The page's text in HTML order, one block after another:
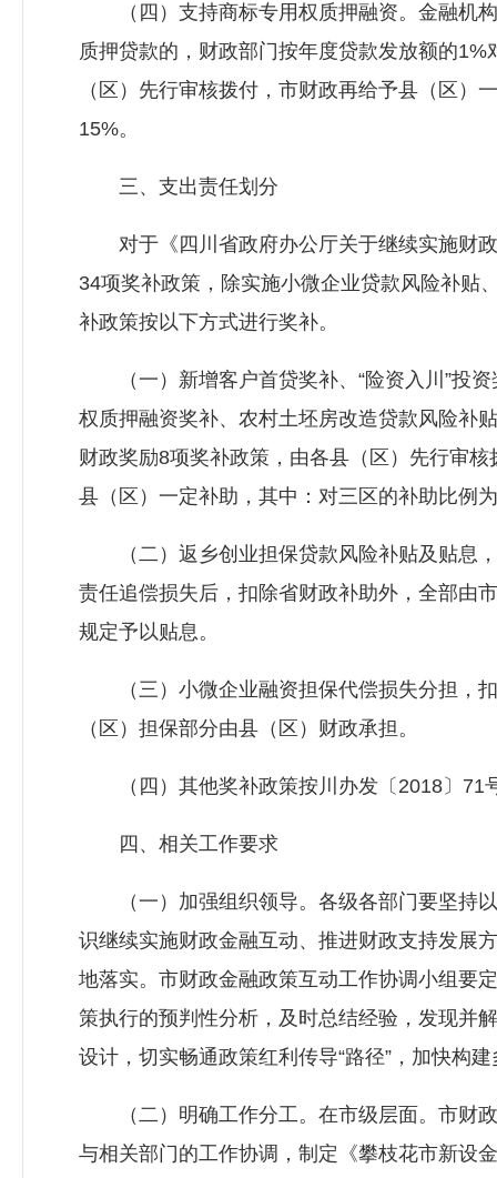
（四）支持商标专用权质押融资。金融机构
质押贷款的，财政部门按年度贷款发放额的
（区）先行审核拨付，市财政再给予县（区
15%。
三、支出责任划分
对于《四川省政府办公厅关于继续实施财政
34项奖补政策，除实施小微企业贷款风险补贴
补政策按以下方式进行奖补。
（一）新增客户首贷奖补、“险资入川”投资
权质押融资奖补、农村土坯房改造贷款风险补
财政奖励8项奖补政策，由各县（区）先行审
县（区）一定补助，其中：对三区的补助比例
（二）返乡创业担保贷款风险补贴及贴息，
责任追偿损失后，扣除省财政补助外，全部由
规定予以贴息。
（三）小微企业融资担保代偿损失分担，扣
（区）担保部分由县（区）财政承担。
（四）其他奖补政策按川办发〔2018〕71
四、相关工作要求
（一）加强组织领导。各级各部门要坚持以
识继续实施财政金融互动、推进财政支持发展
地落实。市财政金融政策互动工作协调小组要
策执行的预判性分析，及时总结经验，发现并
设计，切实畅通政策红利传导“路径”，加快构
（二）明确工作分工。在市级层面。市财政
与相关部门的工作协调，制定《攀枝花市新设